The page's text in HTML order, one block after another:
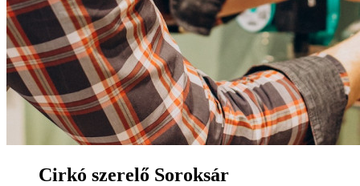
Cirkó szerelő Soroksár